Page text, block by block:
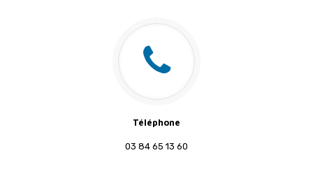
Téléphone
03 84 65 13 60